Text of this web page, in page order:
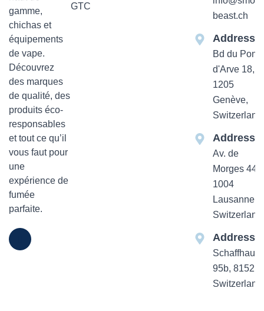
gamme,
chichas et
équipements
de vape.
Découvrez
des marques
de qualité, des
produits éco-
responsables
et tout ce qu’il
vous faut pour
une
expérience de
fumée
parfaite.
GTC
beast.ch
Addresse
Bd du Pont-
d'Arve 18,
1205
Genève,
Switzerland
Addresse
Av. de
Morges 44
1004
Lausanne,
Switzerland
Addresse
95b, 8152
Switzerland